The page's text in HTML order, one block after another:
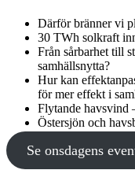
Därför bränner vi
30 TWh solkraft
Från sårbarhet till
samhällsnytta?
Hur kan
för mer effekt i
Flytande havsvind
Östersjön och
Se onsdagens